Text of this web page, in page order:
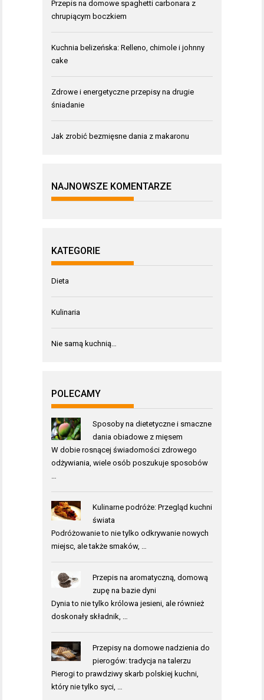
Przepis na domowe spaghetti carbonara z
chrupiącym boczkiem
Kuchnia belizeńska: Relleno, chimole i johnny
cake
Zdrowe i energetyczne przepisy na drugie
śniadanie
Jak zrobić bezmięsne dania z makaronu
NAJNOWSZE KOMENTARZE
KATEGORIE
Dieta
Kulinaria
Nie samą kuchnią…
POLECAMY
Sposoby na dietetyczne i smaczne
dania obiadowe z mięsem
W dobie rosnącej świadomości zdrowego
odżywiania, wiele osób poszukuje sposobów
…
Kulinarne podróże: Przegląd kuchni
świata
Podróżowanie to nie tylko odkrywanie nowych
miejsc, ale także smaków, …
Przepis na aromatyczną, domową
zupę na bazie dyni
Dynia to nie tylko królowa jesieni, ale również
doskonały składnik, …
Przepisy na domowe nadzienia do
pierogów: tradycja na talerzu
Pierogi to prawdziwy skarb polskiej kuchni,
który nie tylko syci, …